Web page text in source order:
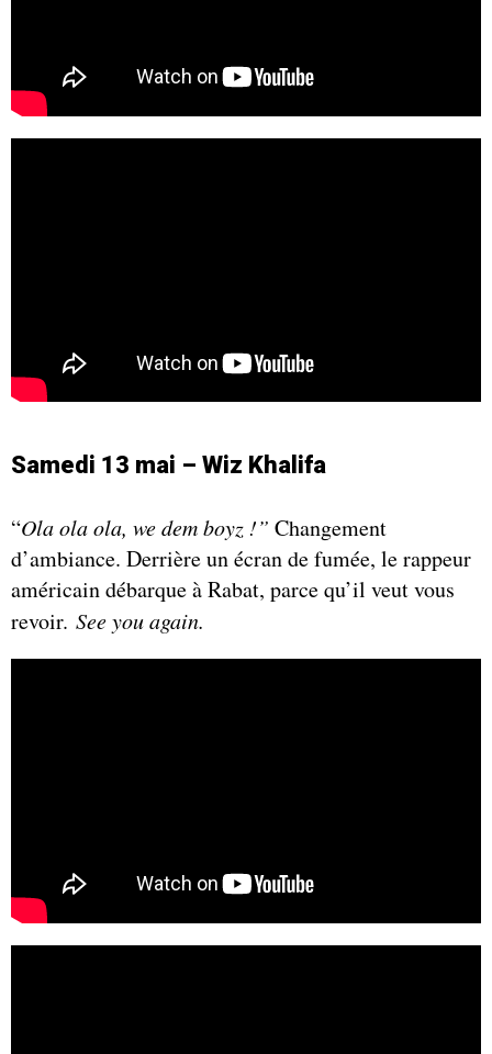
Samedi 13 mai – Wiz Khalifa
“Ola ola ola, we dem boyz !” Changement
d’ambiance. Derrière un écran de fumée, le rappeur
américain débarque à Rabat, parce qu’il veut vous
revoir. See you again.